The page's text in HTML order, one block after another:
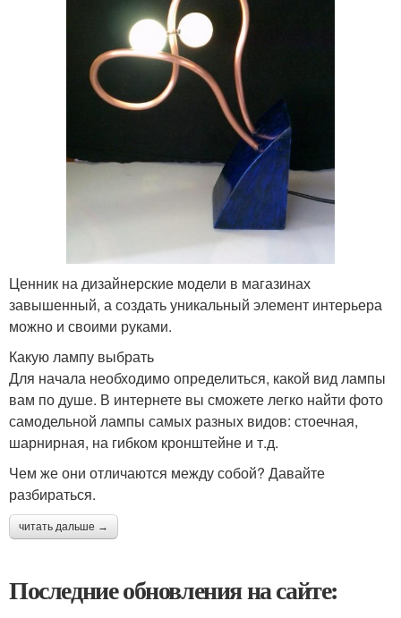
Ценник на дизайнерские модели в магазинах
завышенный, а создать уникальный элемент интерьера
можно и своими руками.
Какую лампу выбрать
Для начала необходимо определиться, какой вид лампы
вам по душе. В интернете вы сможете легко найти фото
самодельной лампы самых разных видов: стоечная,
шарнирная, на гибком кронштейне и т.д.
Чем же они отличаются между собой? Давайте
разбираться.
читать дальше →
Последние обновления на сайте: